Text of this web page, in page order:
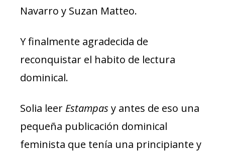
Navarro y Suzan Matteo.
Y finalmente agradecida de
reconquistar el habito de lectura
dominical.
Solia leer Estampas y antes de eso una
pequeña publicación dominical
feminista que tenía una principiante y